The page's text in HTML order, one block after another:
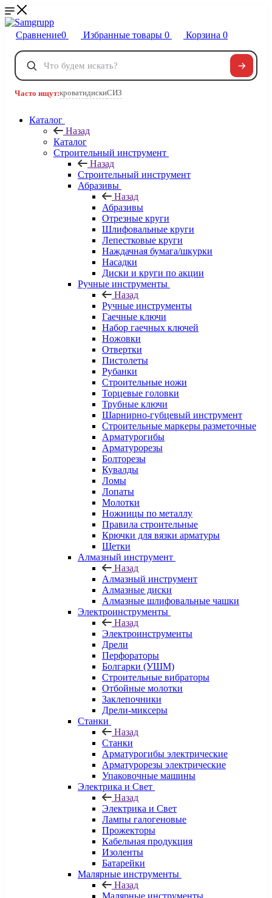
Сравнение0 Избранные товары 0 Корзина 0
Телефоны
8 800 222-40-09
Часто ищут:кроватидискиСИЗ
Каталог
Назад
Каталог
Строительный инструмент
Назад
Строительный инструмент
Абразивы
Назад
Абразивы
Отрезные круги
Шлифовальные круги
Лепестковые круги
Наждачная бумага/шкурки
Насадки
Диски и круги по акции
Ручные инструменты
Назад
Ручные инструменты
Гаечные ключи
Набор гаечных ключей
Ножовки
Отвертки
Пистолеты
Рубанки
Строительные ножи
Торцевые головки
Трубные ключи
Шарнирно-губцевый инструмент
Строительные маркеры разметочные
Арматурогибы
Арматурорезы
Болторезы
Кувалды
Ломы
Лопаты
Молотки
Ножницы по металлу
Правила строительные
Крючки для вязки арматуры
Щетки
Алмазный инструмент
Назад
Алмазный инструмент
Алмазные диски
Алмазные шлифовальные чашки
Электроинструменты
Назад
Электроинструменты
Дрели
Перфораторы
Болгарки (УШМ)
Строительные вибраторы
Отбойные молотки
Заклепочники
Дрели-миксеры
Станки
Назад
Станки
Арматурогибы электрические
Арматурорезы электрические
Упаковочные машины
Электрика и Свет
Назад
Электрика и Свет
Лампы галогеновые
Прожекторы
Кабельная продукция
Изоленты
Батарейки
Малярные инструменты
Назад
Малярные инструменты